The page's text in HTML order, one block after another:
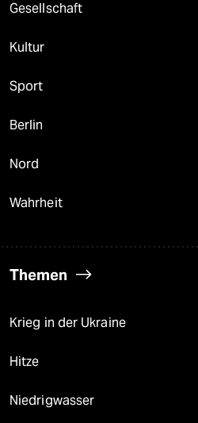
Gesellschaft
Kultur
Sport
Berlin
Nord
Wahrheit
Themen
Krieg in der Ukraine
Hitze
Niedrigwasser